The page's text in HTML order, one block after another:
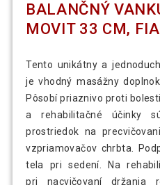
BALANČNÝ
MOVIT 33 CM,
Tento unikátny a
je vhodný masážny
Pôsobí priaznivo proti
a rehabilitačné účinky
prostriedok na
vzpriamovačov chrbta.
tela pri sedení. Na
pri nacvičovaní držania